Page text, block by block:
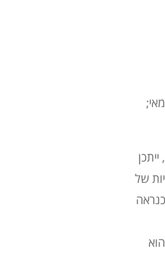
של